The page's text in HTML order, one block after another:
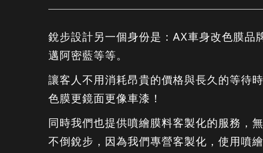
銳步設計另一個身份是：AX車身改色膜品
邁阿密藍等等。
讓客人不用消耗昂貴的價格與長久的等待
色膜更鏡面更像車漆！
同時我們也提供噴繪膜料客製化的服務，
不倒銳步，因為我們專營客製化，使用噴